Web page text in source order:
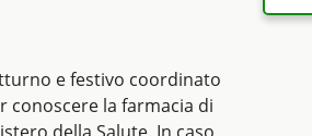
e festivo coordinato
conoscere la farmacia di